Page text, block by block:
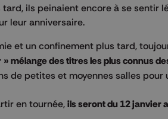
tard, ils peinaient encore à se sentir
leur anniversaire.
et un confinement plus tard,
» mélange des titres les plus connus
de petites et moyennes salles
en tournée, ils seront du 12 janvier